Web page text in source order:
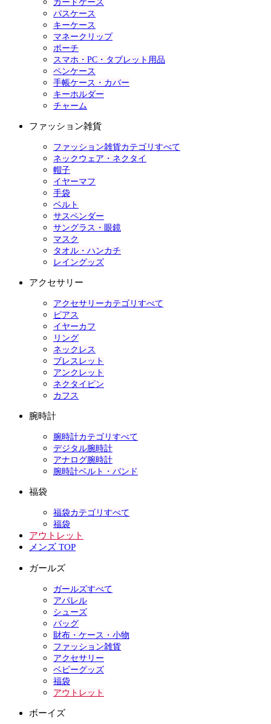
カードケース
パスケース
キーケース
マネークリップ
ポーチ
スマホ・PC・タブレット用品
ペンケース
手帳ケース・カバー
キーホルダー
チャーム
ファッション雑貨
ファッション雑貨カテゴリすべて
ネックウェア・ネクタイ
帽子
イヤーマフ
手袋
ベルト
サスペンダー
サングラス・眼鏡
マスク
タオル・ハンカチ
レイングッズ
アクセサリー
アクセサリーカテゴリすべて
ピアス
イヤーカフ
リング
ネックレス
ブレスレット
アンクレット
ネクタイピン
カフス
腕時計
腕時計カテゴリすべて
デジタル腕時計
アナログ腕時計
腕時計ベルト・バンド
福袋
福袋カテゴリすべて
福袋
アウトレット
メンズ TOP
ガールズ
ガールズすべて
アパレル
シューズ
バッグ
財布・ケース・小物
ファッション雑貨
アクセサリー
ベビーグッズ
福袋
アウトレット
ボーイズ